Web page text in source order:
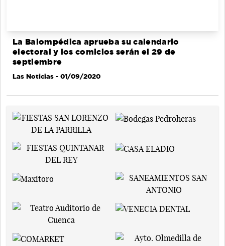
La Balompédica aprueba su calendario
electoral y los comicios serán el 29 de
septiembre
Las Noticias - 01/09/2020